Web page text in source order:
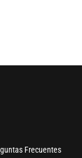
Frecuentes